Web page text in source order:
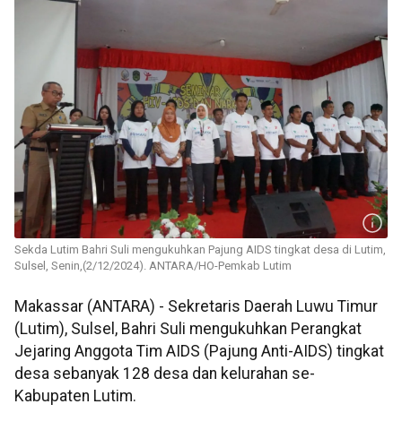
Sekda Lutim Bahri Suli mengukuhkan Pajung AIDS tingkat desa di Lutim,
Sulsel, Senin,(2/12/2024). ANTARA/HO-Pemkab Lutim
Makassar (ANTARA) - Sekretaris Daerah Luwu Timur
(Lutim), Sulsel, Bahri Suli mengukuhkan Perangkat
Jejaring Anggota Tim AIDS (Pajung Anti-AIDS) tingkat
desa sebanyak 128 desa dan kelurahan se-
Kabupaten Lutim.